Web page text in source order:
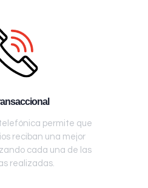
permite que
reciban una mejor
cada una de las
realizadas.